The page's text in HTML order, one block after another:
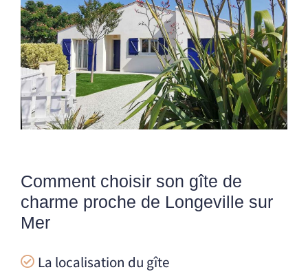
Comment choisir son gîte de
charme proche de Longeville sur
Mer
La localisation du gîte